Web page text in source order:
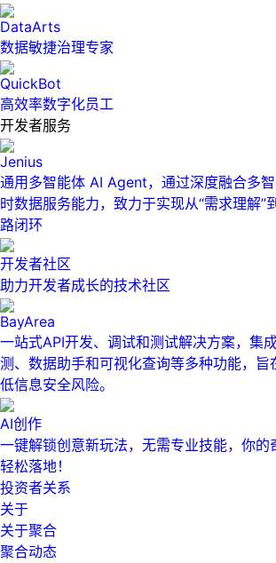
DataArts
数据敏捷治理专家
QuickBot
高效率数字化员工
开发者服务
Jenius
通用多智能体 AI Agent，通过深度融合多
时数据服务能力，致力于实现从“需求理解”
路闭环
开发者社区
助力开发者成长的技术社区
BayArea
一站式API开发、调试和测试解决方案，集
测、数据助手和可视化查询等多种功能，旨
低信息安全风险。
AI创作
一键解锁创意新玩法，无需专业技能，你的
轻松落地！
投资者关系
关于
关于聚合
聚合动态